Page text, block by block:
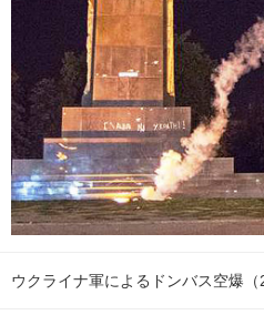
ウクライナ軍によるドンバス空爆（